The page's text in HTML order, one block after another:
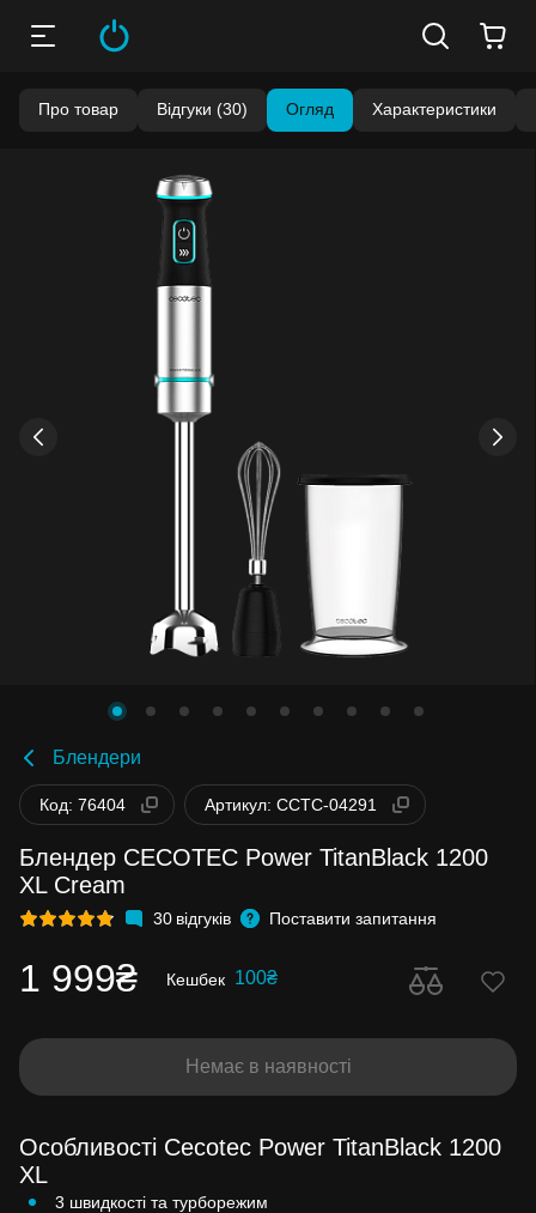
Про товар Відгуки (30) Огляд Характеристики
‹ ›
Блендери
Код: 76404 Артикул: CCTC-04291
Блендер CECOTEC Power TitanBlack 1200
XL Cream
30 відгуків Поставити запитання
1 999₴ Кешбек 100₴
Баланс можна перевірити у особистому кабінеті в розділі
Накопиченими бонусами можна сплатити до 99% вартості
наступної покупки:детальніше
Немає в наявності
Особливості Cecotec Power TitanBlack 1200
XL
3 швидкості та турборежим